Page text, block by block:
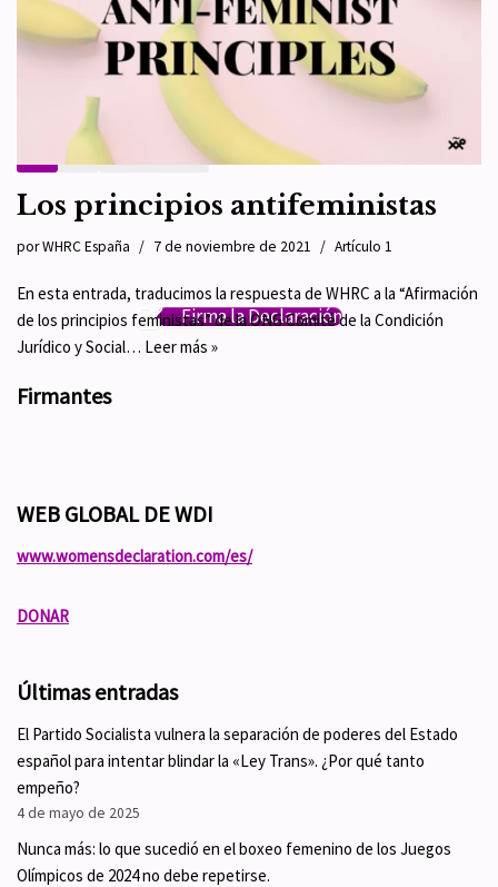
WHRC España 15 de noviembre de 2021 Actualidad
Se ha producido un lamentable caso de censura que queremos
visibilizar desde WHRC. Se trata de la cancelación sufrida por una
organización feminista holandesa, a…
Los principios antifeministas
porWHRC España 7 de noviembre de 2021 Artículo 1
En esta entrada, traducimos la respuesta de WHRC a la “Afirmación
de los principios feministas” de la ONG Comité de la Condición
Jurídico y Social… Leer más »
Siguiente »
Firma la Declaración
Firmantes
WEB GLOBAL DE WDI
www.womensdeclaration.com/es/
DONAR
Últimas entradas
El Partido Socialista vulnera la separación de poderes del Estado
español para intentar blindar la «Ley Trans». ¿Por qué tanto
empeño?
4 de mayo de 2025
Nunca más: lo que sucedió en el boxeo femenino de los Juegos
Olímpicos de 2024 no debe repetirse.